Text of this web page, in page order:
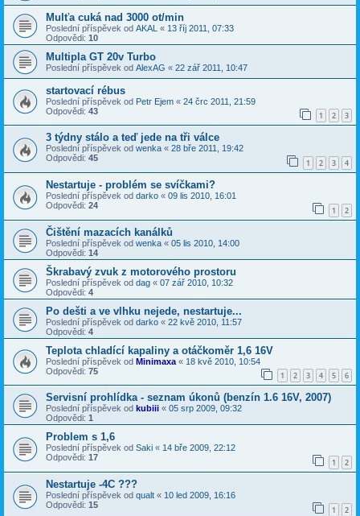
Mulťa cuká nad 3000 ot/min
Poslední příspěvek od AKAL « 13 říj 2011, 07:33
Odpovědi: 10
Multipla GT 20v Turbo
Poslední příspěvek od AlexAG « 22 zář 2011, 10:47
startovací rébus
Poslední příspěvek od Petr Ejem « 24 črc 2011, 21:59
Odpovědi: 43 1 2 3
3 týdny stálo a teď jede na tři válce
Poslední příspěvek od wenka « 28 bře 2011, 19:42
Odpovědi: 45 1 2 3 4
Nestartuje - problém se svíčkami?
Poslední příspěvek od darko « 09 lis 2010, 16:01
Odpovědi: 24 1 2
Čištění mazacích kanálků
Poslední příspěvek od wenka « 05 lis 2010, 14:00
Odpovědi: 14
Škrabavý zvuk z motorového prostoru
Poslední příspěvek od dag « 07 zář 2010, 10:32
Odpovědi: 4
Po dešti a ve vlhku nejede, nestartuje...
Poslední příspěvek od darko « 22 kvě 2010, 11:57
Odpovědi: 4
Teplota chladící kapaliny a otáčkoměr 1,6 16V
Poslední příspěvek od Minimaxa « 18 kvě 2010, 10:54
Odpovědi: 75 1 2 3 4 5 6
Servisní prohlídka - seznam úkonů (benzín 1.6 16V, 2007)
Poslední příspěvek od kubiii « 05 srp 2009, 09:32
Odpovědi: 1
Problem s 1,6
Poslední příspěvek od Saki « 14 bře 2009, 22:12
Odpovědi: 17 1 2
Nestartuje -4C ???
Poslední příspěvek od qualt « 10 led 2009, 16:16
Odpovědi: 15 1 2